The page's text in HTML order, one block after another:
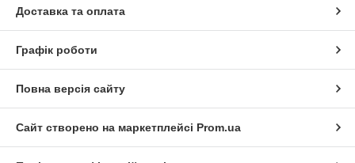
під будь-який проект та бюджет.
Доставка та оплата
Графік роботи
Повна версія сайту
Сайт створено на маркетплейсі Prom.ua